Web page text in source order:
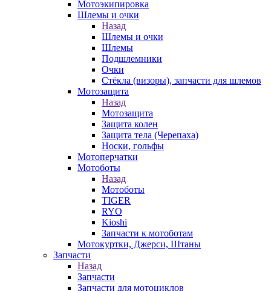
Мотоэкипировка
Шлемы и очки
Назад
Шлемы и очки
Шлемы
Подшлемники
Очки
Стёкла (визоры), запчасти для шлемов
Мотозащита
Назад
Мотозащита
Защита колен
Защита тела (Черепаха)
Носки, гольфы
Мотоперчатки
Мотоботы
Назад
Мотоботы
TIGER
RYO
Kioshi
Запчасти к мотоботам
Мотокуртки, Джерси, Штаны
Запчасти
Назад
Запчасти
Запчасти для мотоциклов